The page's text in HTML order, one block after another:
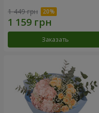
1 449 грн
Заказать